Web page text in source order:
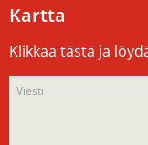
Kartta
Klikkaa tästä ja